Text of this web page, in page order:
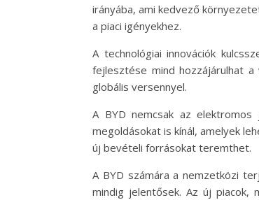
irányába, ami kedvező
a piaci igényekhez.
A technológiai innovációk
fejlesztése mind hozzájárulhat
globális versennyel.
A BYD nemcsak az
megoldásokat is kínál, amelyek
új bevételi forrásokat teremthet.
A BYD számára a nemzetközi
mindig jelentősek. Az új piacok,